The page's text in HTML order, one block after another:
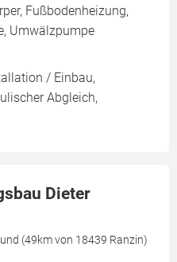
Fußbodenheizung,
Umwälzpumpe
/ Einbau,
Abgleich,
Dieter
(49km von 18439 Ranzin)